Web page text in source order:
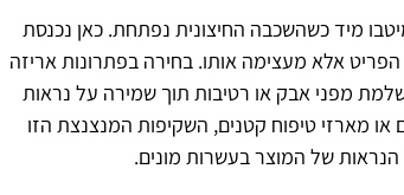
מיד כשהשכבה החיצונית נפתחת. כאן נכנסת
אלא מעצימה אותו. בחירה בפתרונות אריזה
מפני אבק או רטיבות תוך שמירה על נראות
או מארזי טיפוח קטנים, השקיפות המנצנצת הזו
של המוצר בעשרות מונים.